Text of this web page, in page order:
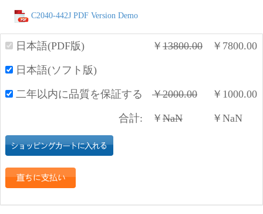
C2040-442J PDF Version Demo
日本語(PDF版) ￥ 13800.00 ￥ 7800.00
日本語(ソフト版)
二年以内に品質を保証する ￥2000.00 ￥ 1000.00
合計: ￥ NaN ￥ NaN